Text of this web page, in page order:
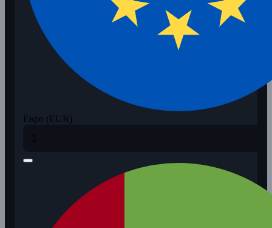
Евро (EUR)